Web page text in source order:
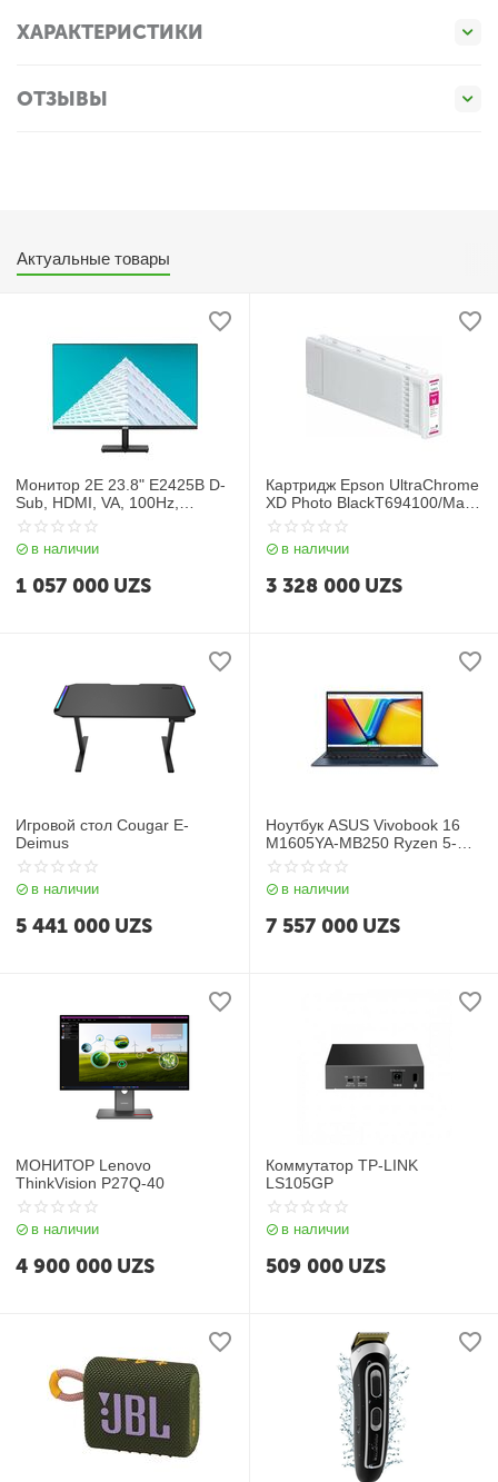
ХАРАКТЕРИСТИКИ
ОТЗЫВЫ
Актуальные товары
Монитор 2E 23.8" E2425B D-
Sub, HDMI, VA, 100Hz,
FreeSync
в наличии
1 057 000 UZS
Картридж Epson UltraChrome
XD Photo BlackT694100/Matte
Black T694500/Cyan
T694200/Magenta
T694300/Yellow T694400
в наличии
3 328 000 UZS
Игровой стол Cougar E-
Deimus
в наличии
5 441 000 UZS
Ноутбук ASUS Vivobook 16
M1605YA-MB250 Ryzen 5-
7530U/16G/512G SSD/16"
WUXGA(1920x1200)
IPS/Radeon Vega/No OS
в наличии
7 557 000 UZS
МОНИТОР Lenovo
ThinkVision P27Q-40
в наличии
4 900 000 UZS
Коммутатор TP-LINK
LS105GP
в наличии
509 000 UZS